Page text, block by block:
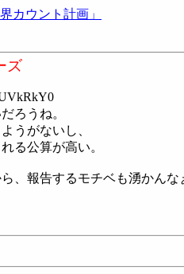
ズ
ろうね。
うがないし、
る公算が高い。
、報告するモチベも湧かんな